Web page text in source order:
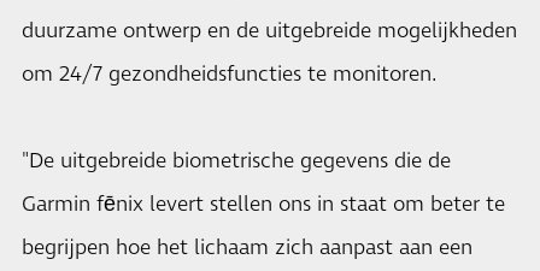
duurzame ontwerp en de uitgebreide mogelijkheden
om 24/7 gezondheidsfuncties te monitoren.
"De uitgebreide biometrische gegevens die de
Garmin fēnix levert stellen ons in staat om beter te
begrijpen hoe het lichaam zich aanpast aan een